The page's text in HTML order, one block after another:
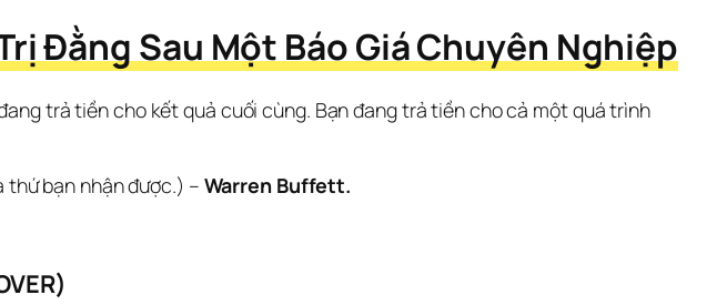
Đằng Sau Một Báo Giá Chuyên Nghiệp
trả tiền cho kết quả cuối cùng. Bạn đang trả tiền cho cả một quá trình
thứ bạn nhận được.) – Warren Buffett.